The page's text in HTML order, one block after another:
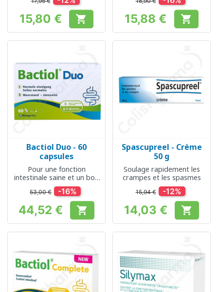
ballonnements, diarrhée
Prix
15,80 €  Prix
15,88 € 
Bactiol Duo - 60
capsules
Pour une fonction
intestinale saine et un bon
système immunitaire
53,00 € -16%
Prix
44,52 € 
Spascupreel - Crème
50 g
Soulage rapidement les
crampes et les spasmes
15,94 € -12%
Prix
14,03 € 